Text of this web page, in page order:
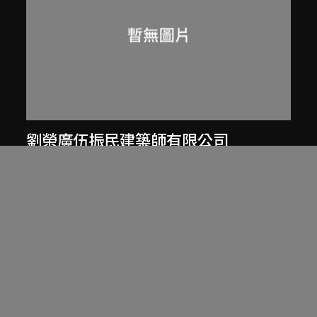
劉榮廣伍振民建築師有限公司